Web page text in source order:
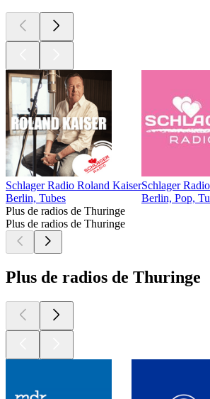
Schlager Radio Roland Kaiser
Berlin, Tubes
Schlager
Berlin, Pop,
Plus de radios de Thuringe
Plus de radios de Thuringe
Plus de radios de Thuringe